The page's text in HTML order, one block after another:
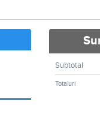
Subtotal
Totaluri